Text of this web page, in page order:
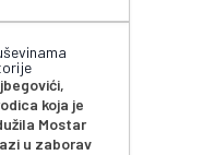
koja je
Mostar
u zaborav